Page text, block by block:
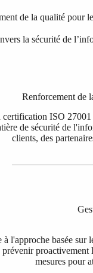
de la qualité pour
la sécurité de
Renforcement de
certification ISO 27001
de sécurité de
clients, des
à l'approche basée sur
prévenir proactivement
mesures pour